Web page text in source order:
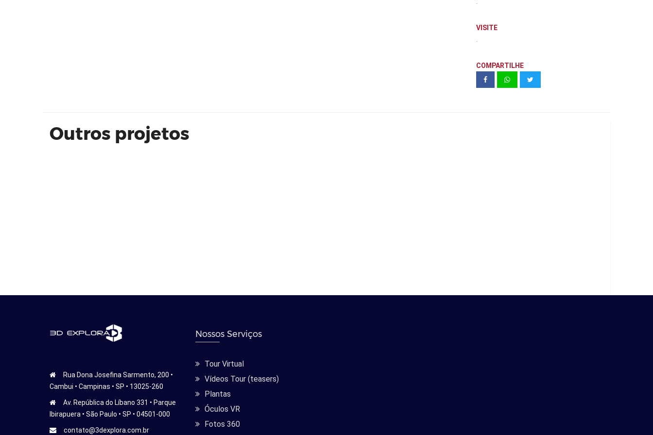
VISITE
COMPARTILHE
Outros projetos
CRETA LIMITED | HMB ANDRETA
Rua Dona Josefina Sarmento, 200 •
Cambui • Campinas • SP • 13025-260
Av. República do Líbano 331 • Parque
Ibirapuera • São Paulo • SP • 04501-000
contato@3dexplora.com.br
Nossos Serviços
Tour Virtual
Vídeos Tour (teasers)
Plantas
Óculos VR
Fotos 360